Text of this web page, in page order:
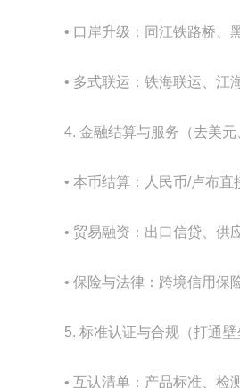
• 口岸升级：同江铁路桥、
• 多式联运：铁海联运、江
4. 金融结算与服务（去美元
• 本币结算：人民币/卢布
• 贸易融资：出口信贷、供
• 保险与法律：跨境信用保
5. 标准认证与合规（打通壁
• 互认清单：产品标准、检